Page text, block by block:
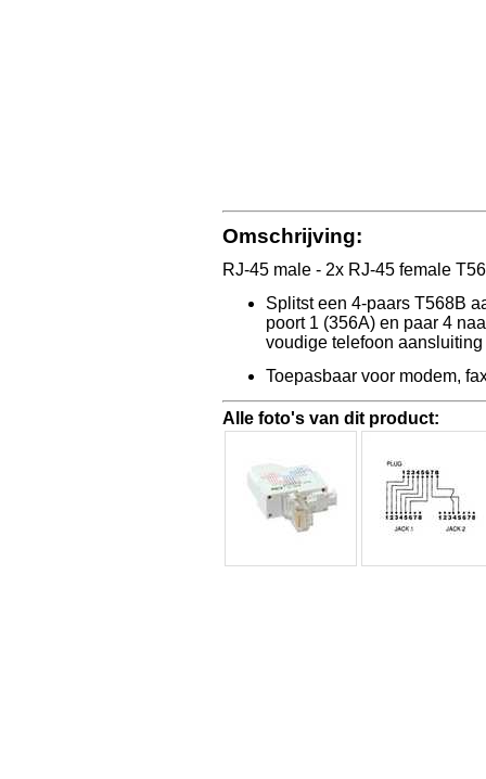
Omschrijving:
RJ-45 male - 2x RJ-45 female
Splitst een 4-paars T568B
poort 1 (356A) en paar 4
voudige telefoon
Toepasbaar voor modem,
Alle foto's van dit product: